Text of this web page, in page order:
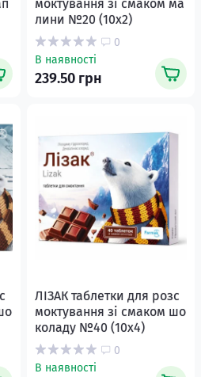
моктування зі смаком ма
лини №20 (10х2)
0
В наявності
239.50 грн
ЛІЗАК таблетки для розс
моктування зі смаком шо
коладу №40 (10х4)
0
В наявності